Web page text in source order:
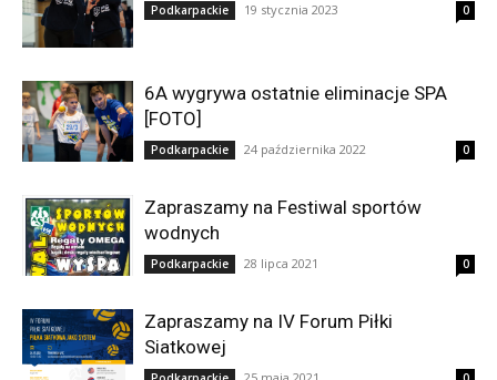
Podkarpackie 19 stycznia 2023 0
6A wygrywa ostatnie eliminacje SPA
[FOTO]
Podkarpackie 24 października 2022 0
Zapraszamy na Festiwal sportów
wodnych
Podkarpackie 28 lipca 2021 0
Zapraszamy na IV Forum Piłki
Siatkowej